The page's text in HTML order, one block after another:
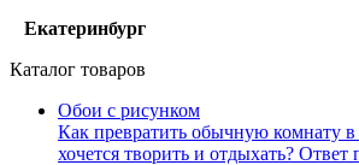
Екатеринбург
Каталог товаров
Обои с рисунком
Как превратить обычную комнату в
хочется творить и отдыхать?